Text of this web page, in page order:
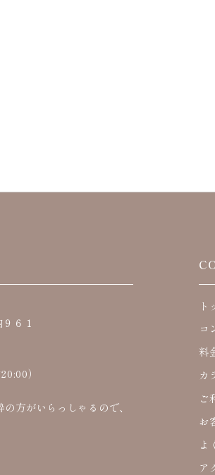
６１
）
方がいらっしゃるので、
ト
コ
料
カ
ご
お
よ
ア